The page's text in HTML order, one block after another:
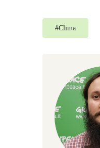
#Clima